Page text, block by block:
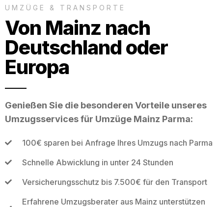
UMZÜGE & TRANSPORTE
Von Mainz nach
Deutschland oder
Europa
Genießen Sie die besonderen Vorteile unseres
Umzugsservices für Umzüge Mainz Parma:
100€ sparen bei Anfrage Ihres Umzugs nach Parma
Schnelle Abwicklung in unter 24 Stunden
Versicherungsschutz bis 7.500€ für den Transport
Erfahrene Umzugsberater aus Mainz unterstützen